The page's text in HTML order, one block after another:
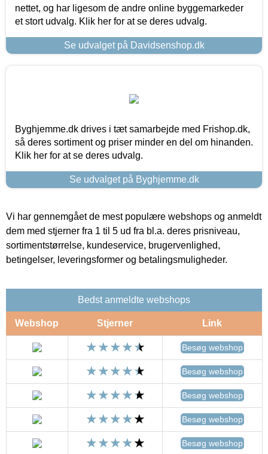
nettet, og har ligesom de andre online byggemarkeder
et stort udvalg. Klik her for at se deres udvalg.
Se udvalget på Davidsenshop.dk
Byghjemme.dk drives i tæt samarbejde med Frishop.dk,
så deres sortiment og priser minder en del om hinanden.
Klik her for at se deres udvalg.
Se udvalget på Byghjemme.dk
Vi har gennemgået de mest populære webshops og anmeldt
dem med stjerner fra 1 til 5 ud fra bl.a. deres prisniveau,
sortimentstørrelse, kundeservice, brugervenlighed,
betingelser, leveringsformer og betalingsmuligheder.
Bedst anmeldte webshops
Webshop Stjerner Link
Besøg webshop
Besøg webshop
Besøg webshop
Besøg webshop
Besøg webshop